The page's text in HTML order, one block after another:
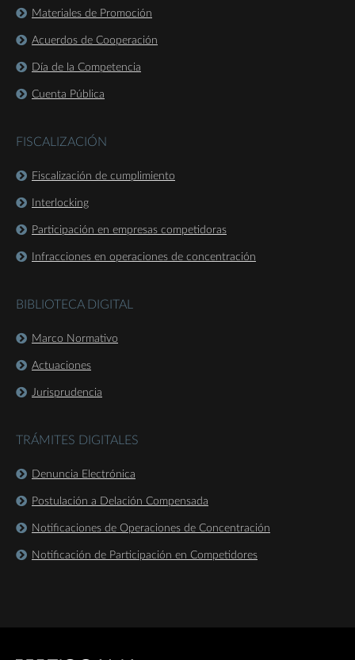
Materiales de Promoción
Acuerdos de Cooperación
Día de la Competencia
Cuenta Pública
FISCALIZACIÓN
Fiscalización de cumplimiento
Interlocking
Participación en empresas competidoras
Infracciones en operaciones de concentración
BIBLIOTECA DIGITAL
Marco Normativo
Actuaciones
Jurisprudencia
TRÁMITES DIGITALES
Denuncia Electrónica
Postulación a Delación Compensada
Notificaciones de Operaciones de Concentración
Notificación de Participación en Competidores